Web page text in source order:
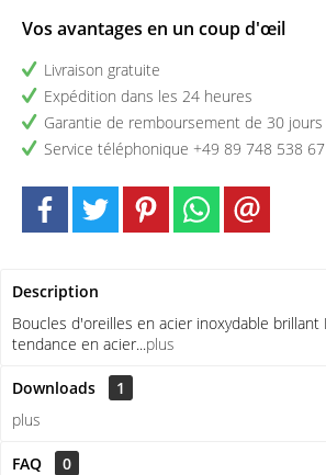
Vos avantages en un coup d'œil
Livraison gratuite
Expédition dans les 24 heures
Garantie de remboursement de 30 jours
Service téléphonique +49 89 748 538 67
Description
Boucles d'oreilles en acier inoxydable brillant
tendance en acier...plus
Downloads
1
plus
FAQ
0